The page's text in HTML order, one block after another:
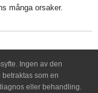
många orsaker.
Ingen av den
som en
eller behandling.